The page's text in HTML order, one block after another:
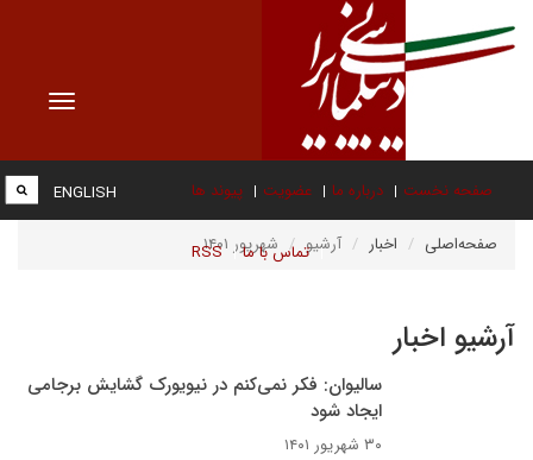
Toggle
صفحه نخست درباره ما عضویت پیوند ها
تماس با ما RSS
ENGLISH
صفحه‌اصلی اخبار آرشیو شهریور ۱۴۰۱
آرشیو اخبار
سالیوان: فکر نمی‌کنم در نیویورک گشایش برجامی
ایجاد شود
۳۰ شهریور ۱۴۰۱